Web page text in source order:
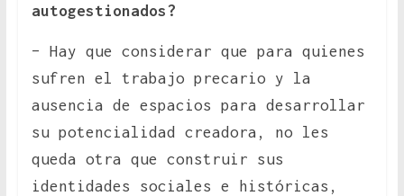
autogestionados?
– Hay que considerar que para quienes
sufren el trabajo precario y la
ausencia de espacios para desarrollar
su potencialidad creadora, no les
queda otra que construir sus
identidades sociales e históricas,